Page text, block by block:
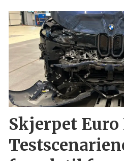
Skjerpet Euro